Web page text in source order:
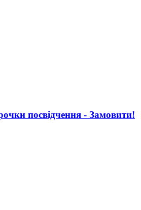
посвідчення - Замовити!